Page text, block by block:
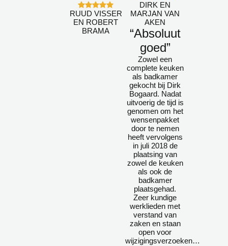
RUUD VISSER
EN ROBERT
BRAMA
DIRK EN
MARJAN VAN
AKEN
“Absoluut
goed”
Zowel een
complete keuken
als badkamer
gekocht bij Dirk
Bogaard. Nadat
uitvoerig de tijd is
genomen om het
wensenpakket
door te nemen
heeft vervolgens
in juli 2018 de
plaatsing van
zowel de keuken
als ook de
badkamer
plaatsgehad.
Zeer kundige
werklieden met
verstand van
zaken en staan
open voor
wijzigingsverzoeken…